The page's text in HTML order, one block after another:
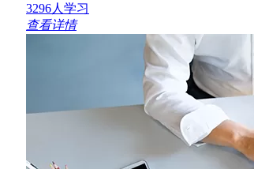
3296人学习
查看详情